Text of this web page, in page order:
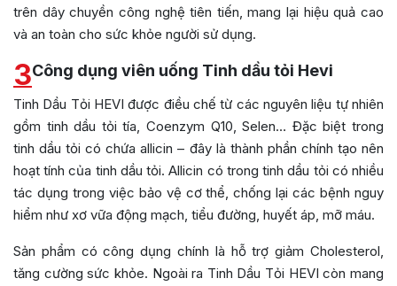
trên dây chuyền công nghệ tiên tiến, mang lại hiệu quả cao
và an toàn cho sức khỏe người sử dụng.
3Công dụng viên uống Tinh dầu tỏi Hevi
Tinh Dầu Tỏi HEVI được điều chế từ các nguyên liệu tự nhiên
gồm tinh dầu tỏi tía, Coenzym Q10, Selen… Đặc biệt trong
tinh dầu tỏi có chứa allicin – đây là thành phần chính tạo nên
hoạt tính của tinh dầu tỏi. Allicin có trong tinh dầu tỏi có nhiều
tác dụng trong việc bảo vệ cơ thể, chống lại các bệnh nguy
hiểm như xơ vữa động mạch, tiểu đường, huyết áp, mỡ máu.
Sản phẩm có công dụng chính là hỗ trợ giảm Cholesterol,
tăng cường sức khỏe. Ngoài ra Tinh Dầu Tỏi HEVI còn mang